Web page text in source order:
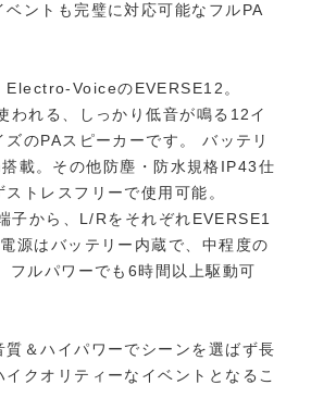
ベントも完璧に対応可能なフルPA
Electro-VoiceのEVERSE12。
われる、しっかり低音が鳴る12イ
ズのPAスピーカーです。 バッテリ
載。その他防塵・防水規格IP43仕
トレスフリーで使用可能。
子から、L/RをそれぞれEVERSE1
源はバッテリー内蔵で、中程度の
フルパワーでも6時間以上駆動可
質＆ハイパワーでシーンを選ばず長
クオリティーなイベントとなるこ